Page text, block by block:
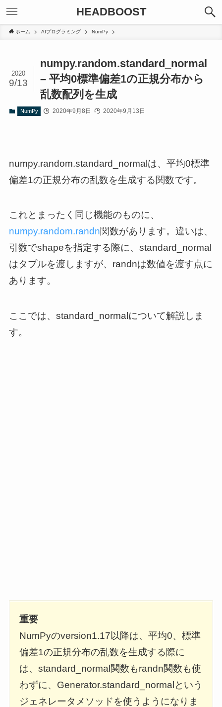
HEADBOOST
ホーム AIプログラミング NumPy
numpy.random.standard_normal
– 平均0標準偏差1の正規分布から
乱数配列を生成
2020
9/13
NumPy 2020年9月8日 2020年9月13日
numpy.random.standard_normalは、平均0標準
偏差1の正規分布の乱数を生成する関数です。
これとまったく同じ機能のものに、
numpy.random.randn関数があります。違いは、
引数でshapeを指定する際に、standard_normal
はタプルを渡しますが、randnは数値を渡す点に
あります。
ここでは、standard_normalについて解説しま
す。
重要
NumPyのversion1.17以降は、平均0、標準
偏差1の正規分布の乱数を生成する際に
は、standard_normal関数もrandn関数も使
わずに、Generator.standard_normalという
ジェネレータメソッドを使うようになりま